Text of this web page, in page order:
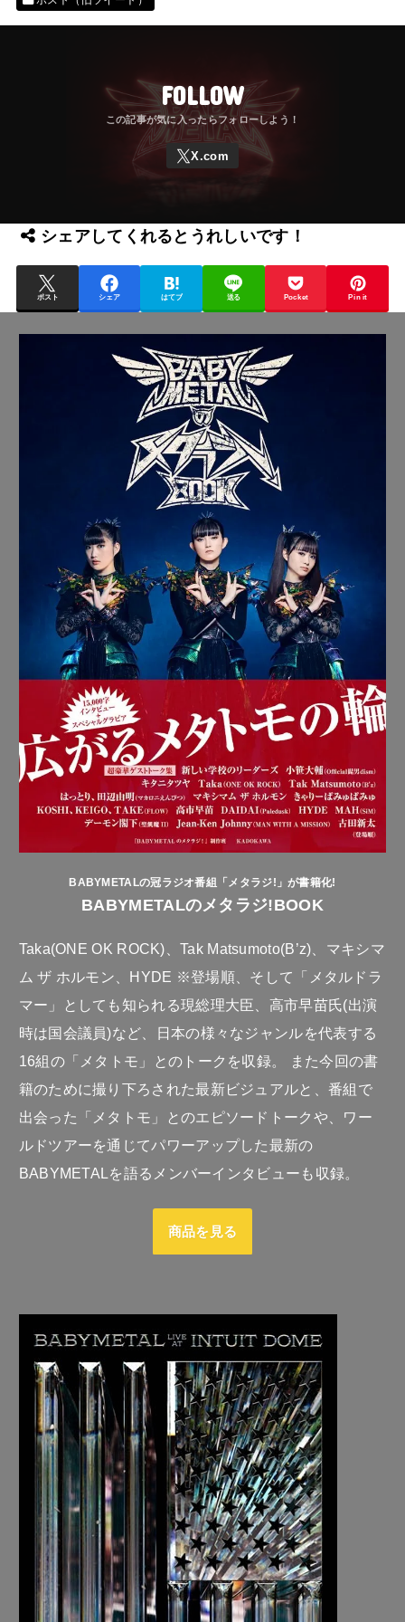
FOLLOW
シェアしてくれるとうれしいです！
ポスト シェア はてブ 送る Pocket Pin it
BABYMETALの冠ラジオ番組「メタラジ!」が書籍化!
BABYMETALのメタラジ!BOOK
Taka(ONE OK ROCK)、Tak Matsumoto(B’z)、マキシマ
ム ザ ホルモン、HYDE ※登場順、そして「メタルドラ
マー」としても知られる現総理大臣、高市早苗氏(出演
時は国会議員)など、日本の様々なジャンルを代表する
16組の「メタトモ」とのトークを収録。 また今回の書
籍のために撮り下ろされた最新ビジュアルと、番組で
出会った「メタトモ」とのエピソードトークや、ワー
ルドツアーを通じてパワーアップした最新の
BABYMETALを語るメンバーインタビューも収録。
商品を見る